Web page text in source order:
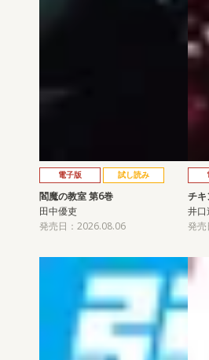
電子版 試し読み
閻魔の教室 第6巻
田中優吏
発売日：2026.08.06
チ
井
発